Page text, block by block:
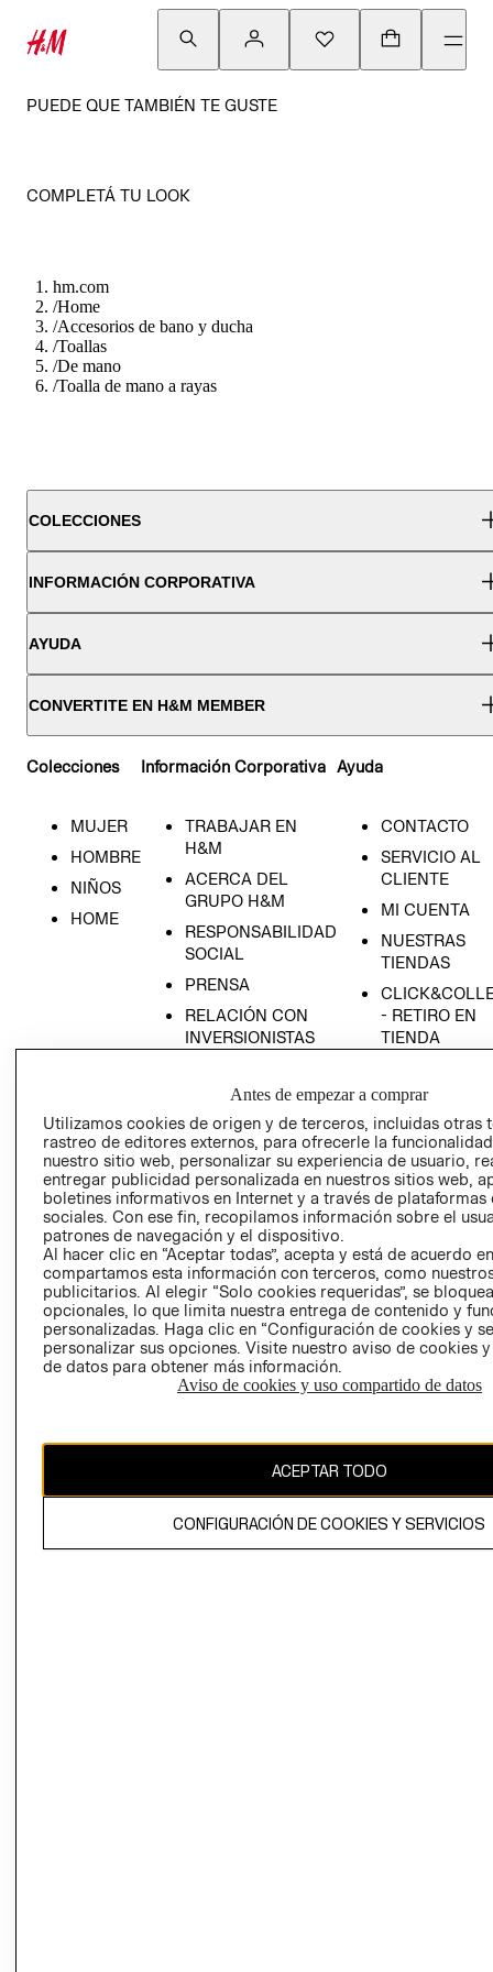
PUEDE QUE TAMBIÉN TE GUSTE
COMPLETÁ TU LOOK
hm.com
/Home
/Accesorios de bano y ducha
/Toallas
/De mano
/Toalla de mano a rayas
COLECCIONES
INFORMACIÓN CORPORATIVA
AYUDA
CONVERTITE EN H&M MEMBER
Colecciones
MUJER
HOMBRE
NIÑOS
HOME
Información Corporativa
TRABAJAR EN
H&M
ACERCA DEL
GRUPO H&M
RESPONSABILIDAD
SOCIAL
PRENSA
RELACIÓN CON
INVERSIONISTAS
EMPRESARIAL
Ayuda
CONTACTO
SERVICIO AL
CLIENTE
MI CUENTA
NUESTRAS
TIENDAS
- RETIRO EN
TIENDA
CONDICIONES
AVISO DE
PRIVACIDAD
GIFT CARD
AVISO DE
COOKIES
Uruguay ($U)
El contenido de esta página web está protegido por copyright y es
propiedad de H&M Hennes & Mauritz AB.
Antes de empezar a comprar
Utilizamos cookies de origen y de terceros, incluidas otras
rastreo de editores externos, para ofrecerle la
nuestro sitio web, personalizar su experiencia de usuario,
entregar publicidad personalizada en nuestros sitios web,
boletines informativos en Internet y a través de plataformas
sociales. Con ese fin, recopilamos información sobre el
patrones de navegación y el dispositivo.
Al hacer clic en “Aceptar todas”, acepta y está de acuerdo
compartamos esta información con terceros, como
publicitarios. Al elegir “Solo cookies requeridas”, se
opcionales, lo que limita nuestra entrega de contenido y
personalizadas. Haga clic en “Configuración de cookies y
personalizar sus opciones. Visite nuestro aviso de cookies
de datos para obtener más información.
Aviso de cookies y uso compartido de datos
ACEPTAR TODO
CONFIGURACIÓN DE COOKIES Y SERVICIOS